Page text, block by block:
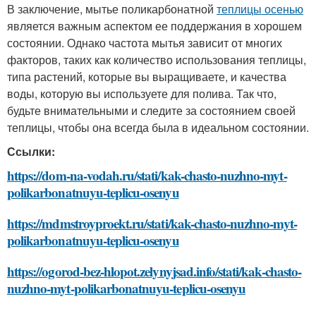
В заключение, мытье поликарбонатной теплицы осенью
является важным аспектом ее поддержания в хорошем
состоянии. Однако частота мытья зависит от многих
факторов, таких как количество использования теплицы,
типа растений, которые вы выращиваете, и качества
воды, которую вы используете для полива. Так что,
будьте внимательными и следите за состоянием своей
теплицы, чтобы она всегда была в идеальном состоянии.
Ссылки:
https://dom-na-vodah.ru/stati/kak-chasto-nuzhno-myt-
polikarbonatnuyu-teplicu-osenyu
https://mdmstroyproekt.ru/stati/kak-chasto-nuzhno-myt-
polikarbonatnuyu-teplicu-osenyu
https://ogorod-bez-hlopot.zelynyjsad.info/stati/kak-chasto-
nuzhno-myt-polikarbonatnuyu-teplicu-osenyu